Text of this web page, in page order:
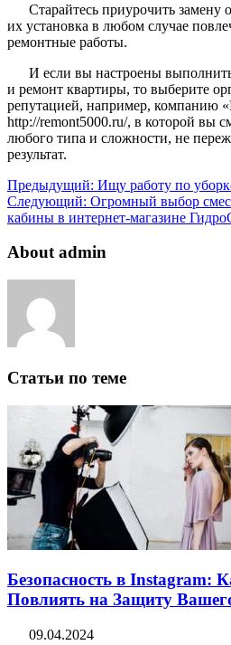
Старайтесь приурочить замену
их установка в любом случае
ремонтные работы.
И если вы настроены
и ремонт квартиры, то выберите
репутацией, например, компанию
http://remont5000.ru/, в которой вы
любого типа и сложности, не
результат.
Предыдущий: Ищу работу по
Следующий: Огромный выбор
кабины в интернет-магазине
About admin
Статьи по теме
Безопасность в Instagram:
Повлиять на Защиту
09.04.2024